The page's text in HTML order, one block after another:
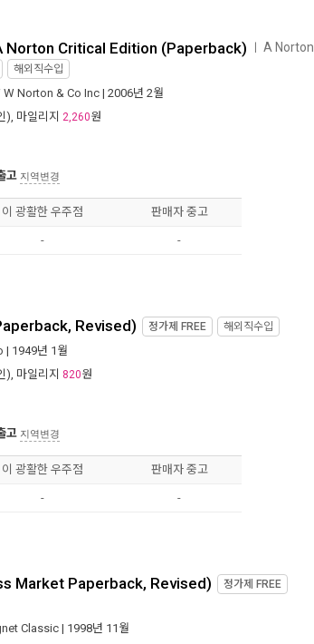
Norton Critical Edition (Paperback) A Norton
해외직수입
W Norton & Co Inc | 2006년 2월
), 마일리지 2,260원
고 지역변경
이 광활한 우주점 판매자 중고
- -
Revised) 정가제 FREE 해외직수입
| 1949년 1월
), 마일리지 820원
고 지역변경
이 광활한 우주점 판매자 중고
- -
Market Paperback, Revised) 정가제 FREE
Classic| 1998년 11월